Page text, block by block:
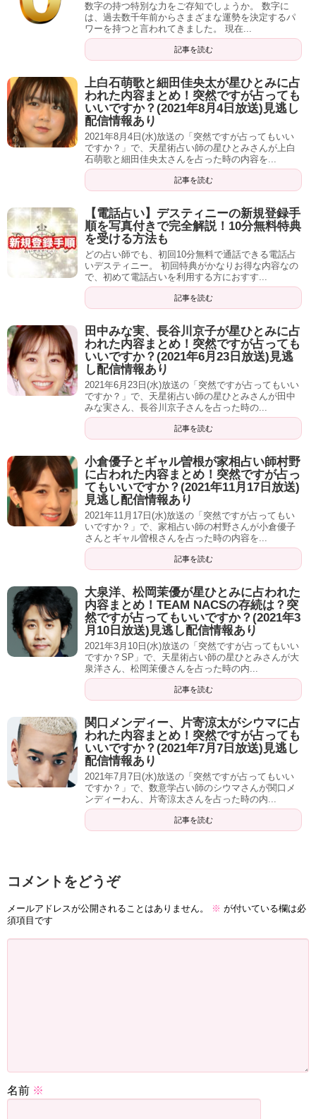
電話占いデスティニー
記事の続きを読む
選べと言われても、困ってしまいますよね。
中にはTV出演をされていた先生も数名いらっしゃるようで
というわけで、私がネット上で調査した結果、当たる！と
いう口コミが多かった占い師を３名に厳選してご紹介しま
す！
真琴（まこと）先生
公式プロフィールによると、「芸能業界に携わり、人生の
荒波を経験され、霊感霊視がより強く備わった先生」。
電話占いデスティニーの大看板です。
鑑定料は２４５円／１分。
得意な占術は 霊感・霊視・タロット・数秘術。
恋愛全般親子関係、ママ友のお付き合い、お子
様の受験、人間関係、職場環境、仕事面などに至るまで幅
広く相談できます。
ママ友のお付き合い、を前面に出している占い師さんはな
かなかいらっしゃらないですね。
なかなか難しい問題ですから、お悩みの方も多いのではな
予約もなかなか取りづらく、その人気さが伺えます。
評価項目 評価
いようですね。
数字の持つ特別な力をご存知でしょうか。 数字に
は、過去数千年前からさまざまな運勢を決定するパ
ワーを持つと言われてきました。 現在...
記事を読む
上白石萌歌と細田佳央太が星ひとみに占
われた内容まとめ！突然ですが占っても
いいですか？(2021年8月4日放送)見逃し
配信情報あり
2021年8月4日(水)放送の「突然ですが占ってもいい
ですか？」で、天星術占い師の星ひとみさんが上白
石萌歌と細田佳央太さんを占った時の内容を...
記事を読む
【電話占い】デスティニーの新規登録手
順を写真付きで完全解説！10分無料特典
を受ける方法も
どの占い師でも、初回10分無料で通話できる電話占
いデスティニー。 初回特典がかなりお得な内容なの
で、初めて電話占いを利用する方におすす...
記事を読む
田中みな実、長谷川京子が星ひとみに占
われた内容まとめ！突然ですが占っても
いいですか？(2021年6月23日放送)見逃
し配信情報あり
2021年6月23日(水)放送の「突然ですが占ってもいい
ですか？」で、天星術占い師の星ひとみさんが田中
みな実さん、長谷川京子さんを占った時の...
記事を読む
小倉優子とギャル曽根が家相占い師村野
に占われた内容まとめ！突然ですが占っ
てもいいですか？(2021年11月17日放送)
見逃し配信情報あり
2021年11月17日(水)放送の「突然ですが占ってもい
いですか？」で、家相占い師の村野さんが小倉優子
さんとギャル曽根さんを占った時の内容を...
記事を読む
大泉洋、松岡茉優が星ひとみに占われた
内容まとめ！TEAM NACSの存続は？突
然ですが占ってもいいですか？(2021年3
月10日放送)見逃し配信情報あり
2021年3月10日(水)放送の「突然ですが占ってもいい
ですか？SP」で、天星術占い師の星ひとみさんが大
泉洋さん、松岡茉優さんを占った時の内...
記事を読む
関口メンディー、片寄涼太がシウマに占
われた内容まとめ！突然ですが占っても
いいですか？(2021年7月7日放送)見逃し
配信情報あり
2021年7月7日(水)放送の「突然ですが占ってもいい
ですか？」で、数意学占い師のシウマさんが関口メ
ンディーわん、片寄涼太さんを占った時の内...
記事を読む
コメントをどうぞ
メールアドレスが公開されることはありません。 ※ が付いている欄は必
須項目です
名前 ※